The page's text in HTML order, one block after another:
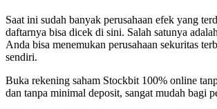
Saat ini sudah banyak perusahaan efek yang
daftarnya bisa dicek di sini. Salah satunya
Anda bisa menemukan perusahaan sekuritas
sendiri.
Buka rekening saham Stockbit 100% online
dan tanpa minimal deposit, sangat mudah bagi